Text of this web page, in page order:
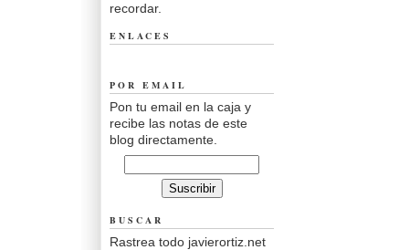
recordar.
ENLACES
POR EMAIL
Pon tu email en la caja y
recibe las notas de este
blog directamente.
BUSCAR
Rastrea todo javierortiz.net